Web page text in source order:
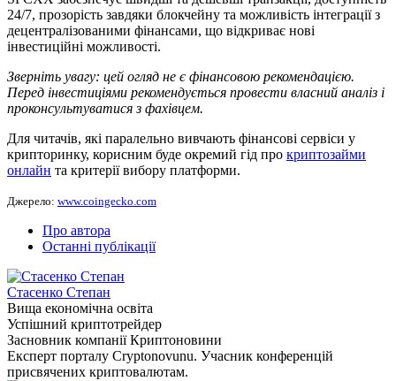
24/7, прозорість завдяки блокчейну та можливість інтеграції з
децентралізованими фінансами, що відкриває нові
інвестиційні можливості.
Зверніть увагу: цей огляд не є фінансовою рекомендацією.
Перед інвестиціями рекомендується провести власний аналіз і
проконсультуватися з фахівцем.
Для читачів, які паралельно вивчають фінансові сервіси у
крипторинку, корисним буде окремий гід про криптозайми
онлайн та критерії вибору платформи.
Джерело: www.coingecko.com
Про автора
Останні публікації
Стасенко Степан
Вища економічна освіта
Успішний криптотрейдер
Засновник компанії Криптоновини
Експерт порталу Cryptonovunu. Учасник конференцій
присвячених криптовалютам.